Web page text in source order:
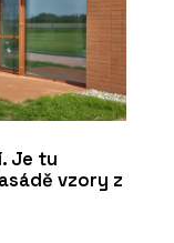
Je tu
vzory z